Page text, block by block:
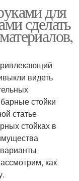
для
сделать
видеть
стойки
статье
стойках в
как